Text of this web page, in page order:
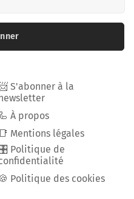
S'abonner à la
🦾 À propos
📑 Mentions légales
Politique de
🍪 Politique des cookies